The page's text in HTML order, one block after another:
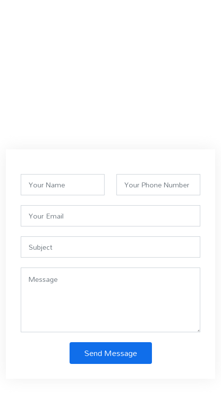
Send Message